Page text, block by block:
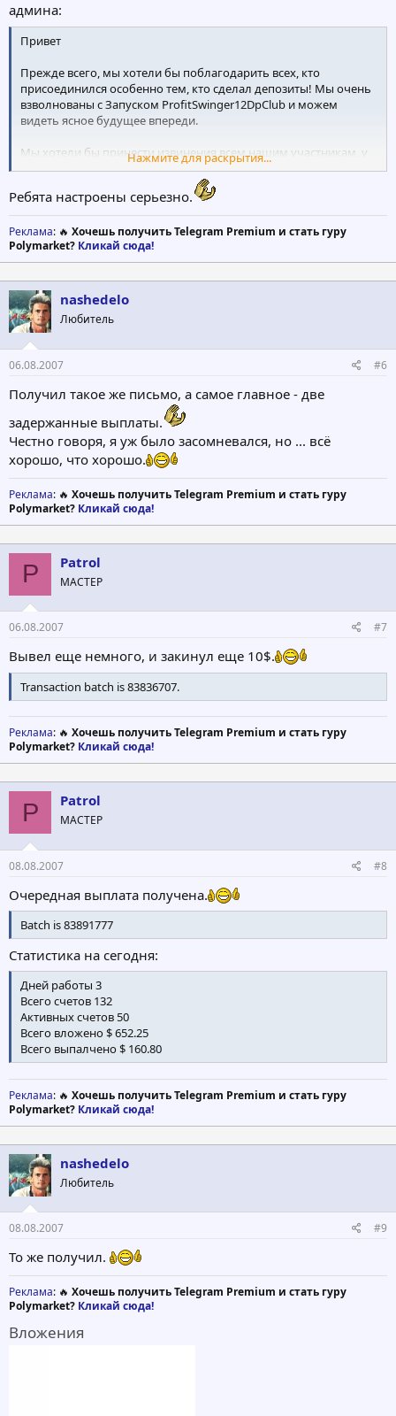
админа:
Привет
Прежде всего, мы хотели бы поблагодарить всех, кто
присоединился особенно тем, кто сделал депозиты! Мы очень
взволнованы с Запуском ProfitSwinger12DpClub и можем
видеть ясное будущее впереди.
Мы хотели бы принести извинения всем нашим участникам, у
которых были надвигающиеся выплаты в течение некоторого
времени. Мы работали в объединении нашего
производительного фонда на стороне с системой. Это будет
иметь много применения для будущего и долговечности этого
Клуба!
Мы также хотели бы объявить, что ВСЕ НАДВИГАЮЩИЕСЯ
ВЫПЛАТЫ были ЗАПЛАЧЕНЫ!! Да ЗАПЛАЧЕНЫ!! Мы прочитали
предположение о нас - превратится в скам, но поскольку мы
сказали прежде, мы пришли надолго, и мы докажем это!
Пожалуйста, напишите о выплате на форумах и проголосуйте
на мониторах.
Спасибо за Вашу поддержку!
Нажмите для раскрытия...
Ребята настроены серьезно.
Реклама: 🔥 Хочешь получить Telegram Premium и стать гуру
Polymarket? Кликай сюда!
nashedelo
Любитель
06.08.2007 #6
Получил такое же письмо, а самое главное - две
задержанные выплаты.
Честно говоря, я уж было засомневался, но ... всё
хорошо, что хорошо.
Реклама: 🔥 Хочешь получить Telegram Premium и стать гуру
Polymarket? Кликай сюда!
P Patrol
МАСТЕР
06.08.2007 #7
Вывел еще немного, и закинул еще 10$.
Transaction batch is 83836707.
Реклама: 🔥 Хочешь получить Telegram Premium и стать гуру
Polymarket? Кликай сюда!
P Patrol
МАСТЕР
08.08.2007 #8
Очередная выплата получена.
Batch is 83891777
Статистика на сегодня:
Дней работы 3
Всего счетов 132
Активных счетов 50
Всего вложено $ 652.25
Всего выпалчено $ 160.80
Реклама: 🔥 Хочешь получить Telegram Premium и стать гуру
Polymarket? Кликай сюда!
nashedelo
Любитель
08.08.2007 #9
То же получил.
Реклама: 🔥 Хочешь получить Telegram Premium и стать гуру
Polymarket? Кликай сюда!
Вложения